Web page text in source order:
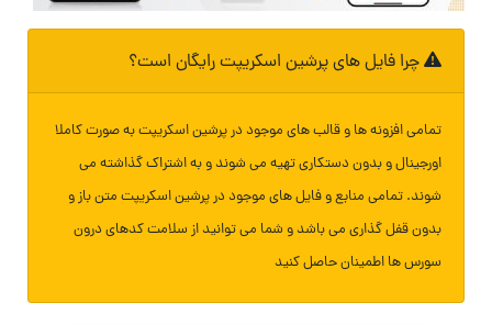
چرا فایل های پرشین اسکریپت رایگان است؟
تمامی افزونه ها و قالب های موجود در پرشین اسکریپت به صورت کاملا
اورجینال و بدون دستکاری تهیه می شوند و به اشتراک گذاشته می
شوند. تمامی منابع و فایل های موجود در پرشین اسکریپت متن باز و
بدون قفل گذاری می باشد و شما می توانید از سلامت کدهای درون
سورس ها اطمینان حاصل کنید